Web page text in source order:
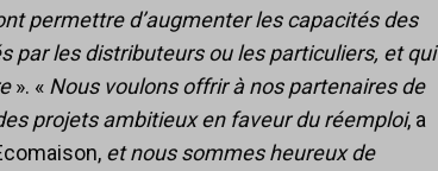
permettre d’augmenter les capacités des
par les distributeurs ou les particuliers, et qui
». « Nous voulons offrir à nos partenaires de
projets ambitieux en faveur du réemploi, a
et nous sommes heureux de